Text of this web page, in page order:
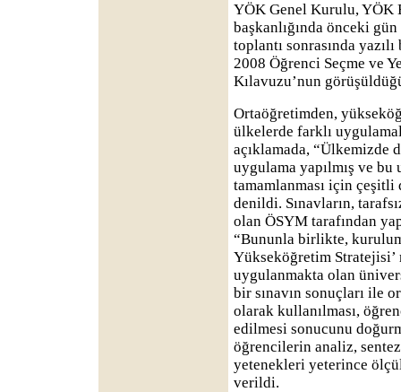
YÖK Genel Kurulu, YÖK
başkanlığında önceki
toplantı sonrasında
2008 Öğrenci Seçme ve
Kılavuzu’nun
Ortaöğretimden,
ülkelerde farklı
açıklamada, “Ülkemizde
uygulama yapılmış ve
tamamlanması için
denildi. Sınavların,
olan ÖSYM tarafından
“Bununla birlikte,
Yükseköğretim
uygulanmakta olan
bir sınavın sonuçları ile
olarak kullanılması,
edilmesi sonucunu
öğrencilerin analiz,
yetenekleri yeterince
verildi.